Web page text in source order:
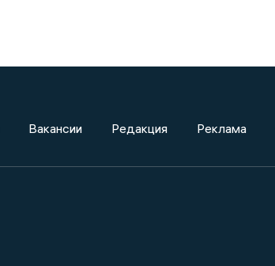
Вакансии Редакция Реклама